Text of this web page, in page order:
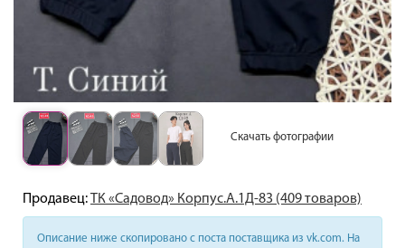
Скачать фотографии
Продавец:ТК «Садовод» Корпус.А.1Д-83 (409 товаров)
Описание ниже скопировано с поста поставщика из vk.com. На